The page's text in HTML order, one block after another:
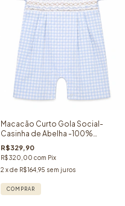
Macacão Curto Gola Social-
Casinha de Abelha -100%
Algodão Pima - Vichy Azul
R$329,90
R$320,00 com Pix
2 x de R$164,95 sem juros
COMPRAR